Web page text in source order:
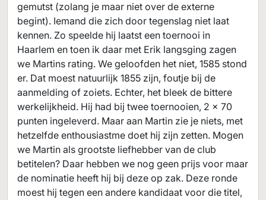
gemutst (zolang je maar niet over de externe
begint). Iemand die zich door tegenslag niet laat
kennen. Zo speelde hij laatst een toernooi in
Haarlem en toen ik daar met Erik langsging zagen
we Martins rating. We geloofden het niet, 1585 stond
er. Dat moest natuurlijk 1855 zijn, foutje bij de
aanmelding of zoiets. Echter, het bleek de bittere
werkelijkheid. Hij had bij twee toernooien, 2 x 70
punten ingeleverd. Maar aan Martin zie je niets, met
hetzelfde enthousiastme doet hij zijn zetten. Mogen
we Martin als grootste liefhebber van de club
betitelen? Daar hebben we nog geen prijs voor maar
de nominatie heeft hij bij deze op zak. Deze ronde
moest hij tegen een andere kandidaat voor die titel,